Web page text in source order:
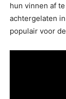
hun vinnen af
achtergelaten
populair voor